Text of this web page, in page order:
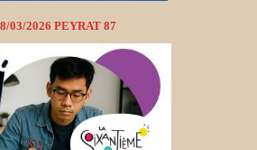
03/2026 PEYRAT 87